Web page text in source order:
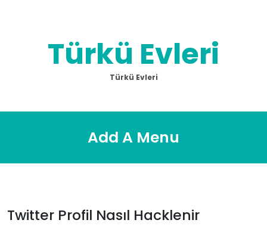
Türkü Evleri
Türkü Evleri
Add A Menu
Twitter Profil Nasıl Hacklenir